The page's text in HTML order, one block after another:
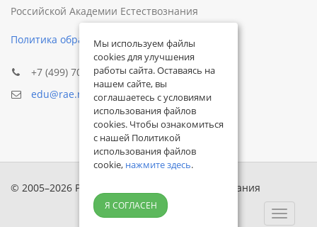
Российской Академии Естествознания
Политика обработки персональных данных
+7 (499) 705-72-30
edu@rae.ru
© 2005–2026 Российская академия естествознания
Toggle
Мы используем файлы
cookies для улучшения
работы сайта. Оставаясь на
нашем сайте, вы
соглашаетесь с условиями
использования файлов
cookies. Чтобы ознакомиться
с нашей Политикой
использования файлов
cookie, нажмите здесь.
Я СОГЛАСЕН